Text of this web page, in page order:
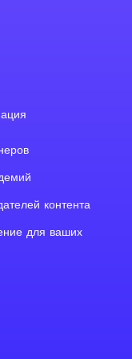
контента
для ваших